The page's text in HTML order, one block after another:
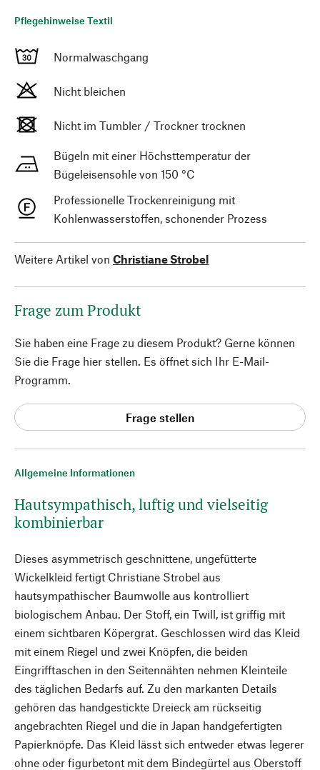
Allgemeine Informationen
Hautsympathisch, luftig und vielseitig
kombinierbar
Dieses asymmetrisch geschnittene, ungefütterte
Wickelkleid fertigt Christiane Strobel aus
hautsympathischer Baumwolle aus kontrolliert
biologischem Anbau. Der Stoff, ein Twill, ist griffig mit
einem sichtbaren Köpergrat. Geschlossen wird das Kleid
mit einem Riegel und zwei Knöpfen, die beiden
Eingrifftaschen in den Seitennähten nehmen Kleinteile
des täglichen Bedarfs auf. Zu den markanten Details
gehören das handgestickte Dreieck am rückseitig
angebrachten Riegel und die in Japan handgefertigten
Papierknöpfe. Das Kleid lässt sich entweder etwas legerer
ohne oder figurbetont mit dem Bindegürtel aus Oberstoff
Pflegehinweise Textil
Normalwaschgang
Nicht bleichen
Nicht im Tumbler / Trockner trocknen
Bügeln mit einer Höchsttemperatur der
Bügeleisensohle von 150 °C
Professionelle Trockenreinigung mit
Kohlenwasserstoffen, schonender Prozess
Weitere Artikel von Christiane Strobel
Frage zum Produkt
Sie haben eine Frage zu diesem Produkt? Gerne können
Sie die Frage hier stellen. Es öffnet sich Ihr E-Mail-
Programm.
Frage stellen